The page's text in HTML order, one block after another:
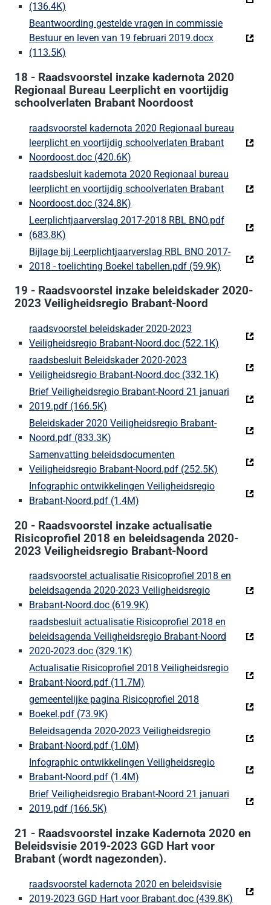
(136.4K)
Beantwoording gestelde vragen in commissie
Bestuur en leven van 19 februari 2019.docx
(113.5K)
18 - Raadsvoorstel inzake kadernota 2020
Regionaal Bureau Leerplicht en voortijdig
schoolverlaten Brabant Noordoost
raadsvoorstel kadernota 2020 Regionaal bureau
leerplicht en voortijdig schoolverlaten Brabant
Noordoost.doc (420.6K)
raadsbesluit kadernota 2020 Regionaal bureau
leerplicht en voortijdig schoolverlaten Brabant
Noordoost.doc (324.8K)
Leerplichtjaarverslag 2017-2018 RBL BNO.pdf
(683.8K)
Bijlage bij Leerplichtjaarverslag RBL BNO 2017-
2018 - toelichting Boekel tabellen.pdf (59.9K) (Deze link
19 - Raadsvoorstel inzake beleidskader 2020-
2023 Veiligheidsregio Brabant-Noord
raadsvoorstel beleidskader 2020-2023
Veiligheidsregio Brabant-Noord.doc (522.1K) (Deze link
raadsbesluit Beleidskader 2020-2023
Veiligheidsregio Brabant-Noord.doc (332.1K) (Deze link
Brief Veiligheidsregio Brabant-Noord 21 januari
2019.pdf (166.5K) (Deze link gaat naar een externe
Beleidskader 2020 Veiligheidsregio Brabant-
Noord.pdf (833.3K) (Deze link gaat naar een externe
Samenvatting beleidsdocumenten
Veiligheidsregio Brabant-Noord.pdf (252.5K) (Deze link
Infographic ontwikkelingen Veiligheidsregio
Brabant-Noord.pdf (1.4M) (Deze link gaat naar een
20 - Raadsvoorstel inzake actualisatie
Risicoprofiel 2018 en beleidsagenda 2020-
2023 Veiligheidsregio Brabant-Noord
raadsvoorstel actualisatie Risicoprofiel 2018 en
beleidsagenda 2020-2023 Veiligheidsregio
Brabant-Noord.doc (619.9K)
raadsbesluit actualisatie Risicoprofiel 2018 en
beleidsagenda Veiligheidsregio Brabant-Noord
2020-2023.doc (329.1K)
Actualisatie Risicoprofiel 2018 Veiligheidsregio
Brabant-Noord.pdf (11.7M) (Deze link gaat naar een
gemeentelijke pagina Risicoprofiel 2018
Boekel.pdf (73.9K) (Deze link gaat naar een externe
Beleidsagenda 2020-2023 Veiligheidsregio
Brabant-Noord.pdf (1.0M) (Deze link gaat naar een
Infographic ontwikkelingen Veiligheidsregio
Brabant-Noord.pdf (1.4M) (Deze link gaat naar een
Brief Veiligheidsregio Brabant-Noord 21 januari
2019.pdf (166.5K) (Deze link gaat naar een externe
21 - Raadsvoorstel inzake Kadernota 2020 en
Beleidsvisie 2019-2023 GGD Hart voor
Brabant (wordt nagezonden).
raadsvoorstel kadernota 2020 en beleidsvisie
2019-2023 GGD Hart voor Brabant.doc (439.8K) (Deze